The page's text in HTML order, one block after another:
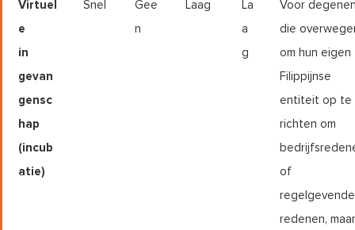
Virtuel
e
in
gevan
gensc
hap
(incub
atie)
Snel
Gee
n
Laag
La
a
g
Voor
die
om hun eigen
Filippijnse
entiteit op te
richten om
of
regelgevende
redenen, maar